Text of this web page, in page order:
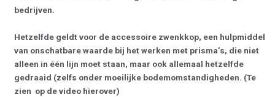
bedrijven.
Hetzelfde geldt voor de accessoire zwenkkop, een hulpmiddel
van onschatbare waarde bij het werken met prisma’s, die niet
alleen in één lijn moet staan, maar ook allemaal hetzelfde
gedraaid (zelfs onder moeilijke bodemomstandigheden. (Te
zien op de video hierover)